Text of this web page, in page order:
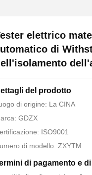
elettrico
di
del prodotto
di origine: La CINA
GDZX
ISO9001
di modello: ZXYTM
di pagamento e